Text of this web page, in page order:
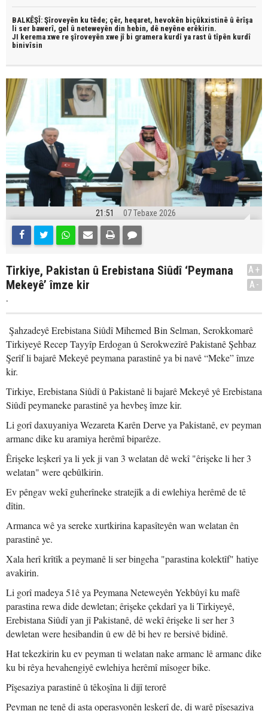
BALKÊŞÎ: Şîroveyên ku têde; çêr, heqaret, hevokên biçûkxistinê û êrîşa
li ser bawerî, gel û neteweyên din hebin, dê neyêne erêkirin.
JI kerema xwe re şîroveyên xwe jî bi gramera kurdî ya rast û tîpên kurdî
binivîsin
21:51 07 Tebaxe 2026
Tirkiye, Pakistan û Erebistana Siûdî ‘Peymana
Mekeyê’ îmze kir
.
A+
A-
Şahzadeyê Erebistana Siûdî Mihemed Bin Selman, Serokkomarê
Tirkiyeyê Recep Tayyîp Erdogan û Serokwezîrê Pakistanê Şehbaz
Şerîf li bajarê Mekeyê peymana parastinê ya bi navê “Meke” îmze
kir.
Tirkiye, Erebistana Siûdî û Pakistanê li bajarê Mekeyê yê Erebistana
Siûdî peymaneke parastinê ya hevbeş îmze kir.
Li gorî daxuyaniya Wezareta Karên Derve ya Pakistanê, ev peyman
armanc dike ku aramiya herêmî biparêze.
Êrişeke leşkerî ya li yek ji van 3 welatan dê wekî "êrişeke li her 3
welatan" were qebûlkirin.
Ev pêngav wekî guherîneke stratejîk a di ewlehiya herêmê de tê
dîtin.
Armanca wê ya sereke xurtkirina kapasîteyên wan welatan ên
parastinê ye.
Xala herî krîtîk a peymanê li ser bingeha "parastina kolektîf" hatiye
avakirin.
Li gorî madeya 51ê ya Peymana Neteweyên Yekbûyî ku mafê
parastina rewa dide dewletan; êrişeke çekdarî ya li Tirkiyeyê,
Erebistana Siûdî yan jî Pakistanê, dê wekî êrişeke li ser her 3
dewletan were hesibandin û ew dê bi hev re bersivê bidinê.
Hat tekezkirin ku ev peyman ti welatan nake armanc lê armanc dike
ku bi rêya hevahengiyê ewlehiya herêmî mîsoger bike.
Pîşesaziya parastinê û têkoşîna li dijî terorê
Peyman ne tenê di asta operasyonên leşkerî de, di warê pîşesaziya